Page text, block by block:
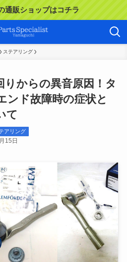
通販ショップはコチラ
ステアリング
りからの異音原因！タ
ンド故障時の症状と
て
アリング
15日